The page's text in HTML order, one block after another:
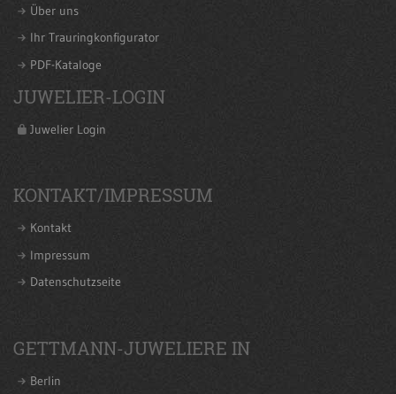
Über uns
Ihr Trauringkonfigurator
PDF-Kataloge
JUWELIER-LOGIN
Juwelier Login
KONTAKT/IMPRESSUM
Kontakt
Impressum
Datenschutzseite
GETTMANN-JUWELIERE IN
Berlin